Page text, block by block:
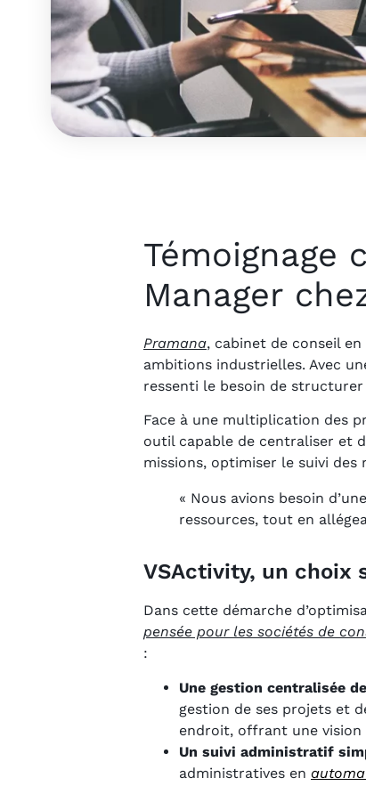
Témoignage
Manager
Pramana, cabinet de conseil
ambitions industrielles. Avec
ressenti le besoin de
Face à une multiplication des
outil capable de centraliser et
missions, optimiser le suivi
« Nous avions besoin
ressources, tout en
VSActivity, un choix
Dans cette démarche
pensée pour les sociétés de
:
Une gestion centralisée
gestion de ses projets et
endroit, offrant une vision
Un suivi administratif
administratives en